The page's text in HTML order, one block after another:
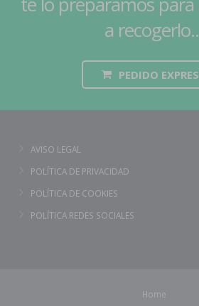
a
PEDIDO
AVISO LEGAL
POLÍTICA DE PRIVACIDAD
POLÍTICA DE COOKIES
POLÍTICA REDES SOCIALES
Home